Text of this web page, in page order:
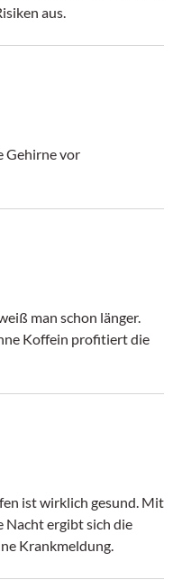
aus.
Gehirne vor
man schon länger.
Koffein profitiert die
ist wirklich gesund. Mit
Nacht ergibt sich die
Krankmeldung.